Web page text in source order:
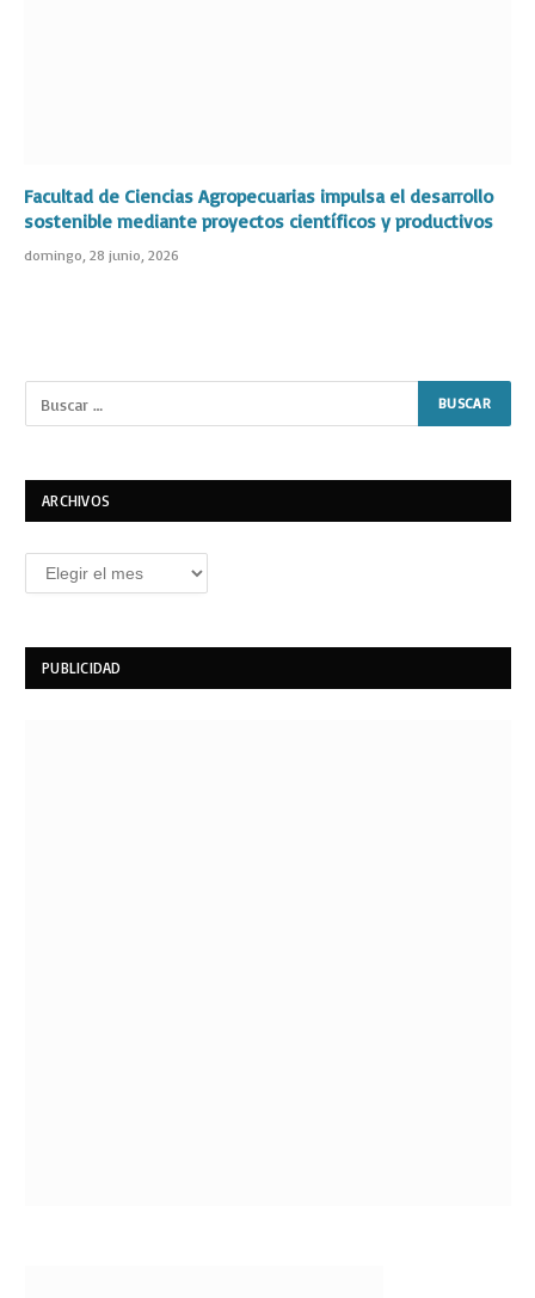
Facultad de Ciencias Agropecuarias impulsa el desarrollo
sostenible mediante proyectos científicos y productivos
domingo, 28 junio, 2026
ARCHIVOS
Archivos
PUBLICIDAD